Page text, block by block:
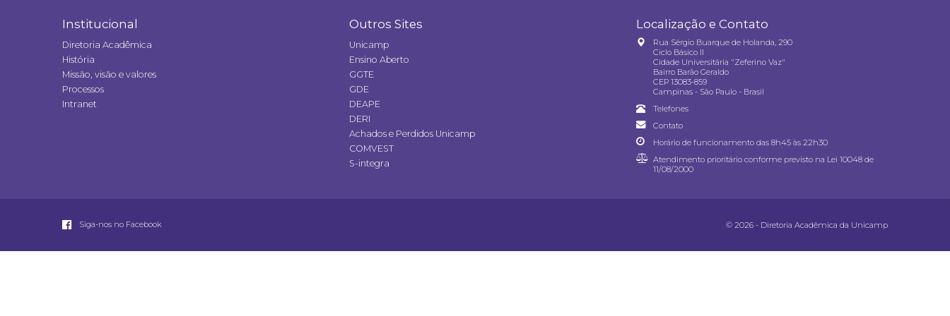
Institucional
Diretoria Acadêmica
História
Missão, visão e valores
Processos
Intranet
Outros Sites
Unicamp
Ensino Aberto
GGTE
GDE
DEAPE
DERI
Achados e Perdidos Unicamp
COMVEST
S-integra
Localização e Contato
Rua Sérgio Buarque de Holanda, 290
Ciclo Básico II
Cidade Universitária "Zeferino Vaz"
Bairro Barão Geraldo
CEP 13083-859
Campinas - São Paulo - Brasil
Telefones
Contato
Horário de funcionamento das 8h45 às 22h30
Atendimento prioritário conforme previsto na Lei 10048 de
11/08/2000
Siga-nos no Facebook © 2026 - Diretoria Acadêmica da Unicamp